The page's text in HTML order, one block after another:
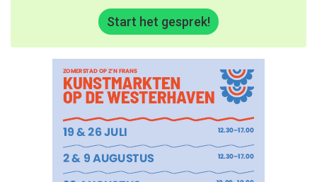
Start het gesprek!